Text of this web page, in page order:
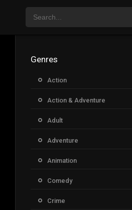
Genres
Action
Action & Adventure
Adult
Adventure
Animation
Comedy
Crime